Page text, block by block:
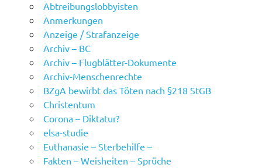
Abtreibungslobbyisten
Anmerkungen
Anzeige / Strafanzeige
Archiv – BC
Archiv – Flugblätter-Dokumente
Archiv-Menschenrechte
BZgA bewirbt das Töten nach §218 StGB
Christentum
Corona – Diktatur?
elsa-studie
Euthanasie – Sterbehilfe –
Fakten – Weisheiten – Sprüche